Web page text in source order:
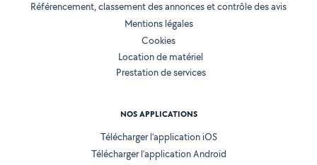
Référencement, classement des annonces et contrôle des avis
Mentions légales
Cookies
Location de matériel
Prestation de services
NOS APPLICATIONS
Télécharger l’application iOS
Télécharger l’application Android